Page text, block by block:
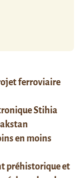
ferroviaire
Stihia
en moins
préhistorique et